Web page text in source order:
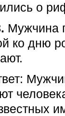
о
Мужчина
ко дню